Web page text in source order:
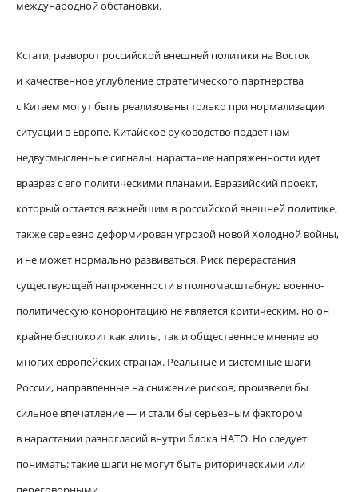
международной обстановки.
Кстати, разворот российской внешней политики на Восток
и качественное углубление стратегического партнерства
с Китаем могут быть реализованы только при нормализации
ситуации в Европе. Китайское руководство подает нам
недвусмысленные сигналы: нарастание напряженности идет
вразрез с его политическими планами. Евразийский проект,
который остается важнейшим в российской внешней политике,
также серьезно деформирован угрозой новой Холодной войны,
и не может нормально развиваться. Риск перерастания
существующей напряженности в полномасштабную военно-
политическую конфронтацию не является критическим, но он
крайне беспокоит как элиты, так и общественное мнение во
многих европейских странах. Реальные и системные шаги
России, направленные на снижение рисков, произвели бы
сильное впечатление — и стали бы серьезным фактором
в нарастании разногласий внутри блока НАТО. Но следует
понимать: такие шаги не могут быть риторическими или